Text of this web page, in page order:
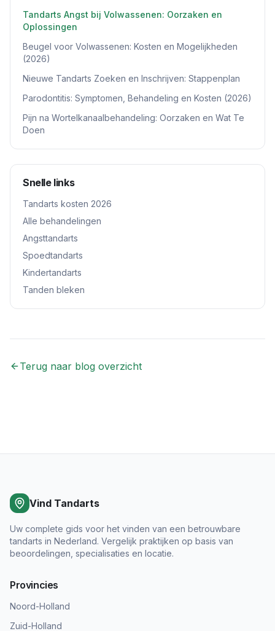
Tandarts Angst bij Volwassenen: Oorzaken en
Oplossingen
Beugel voor Volwassenen: Kosten en Mogelijkheden
(2026)
Nieuwe Tandarts Zoeken en Inschrijven: Stappenplan
Parodontitis: Symptomen, Behandeling en Kosten (2026)
Pijn na Wortelkanaalbehandeling: Oorzaken en Wat Te
Doen
Snelle links
Tandarts kosten 2026
Alle behandelingen
Angsttandarts
Spoedtandarts
Kindertandarts
Tanden bleken
Terug naar blog overzicht
Vind Tandarts
Uw complete gids voor het vinden van een betrouwbare
tandarts in Nederland. Vergelijk praktijken op basis van
beoordelingen, specialisaties en locatie.
Provincies
Noord-Holland
Zuid-Holland